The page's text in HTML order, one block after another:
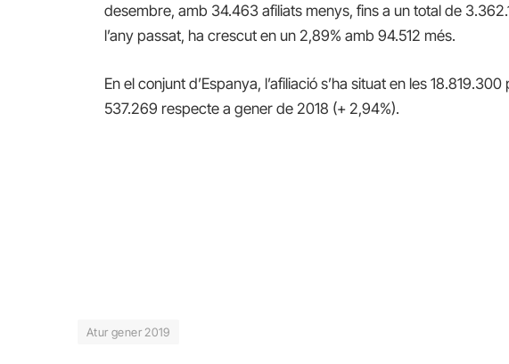
desembre, amb 34.463 afiliats menys, fins a un total de
l’any passat, ha crescut en un 2,89% amb 94.512 més.
En el conjunt d’Espanya, l’afiliació s’ha situat en les 18.819.300
537.269 respecte a gener de 2018 (+ 2,94%).
Atur gener 2019